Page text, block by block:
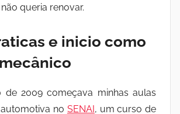
queria renovar.
e inicio como
de 2009 começava minhas aulas
no SENAI, um curso de